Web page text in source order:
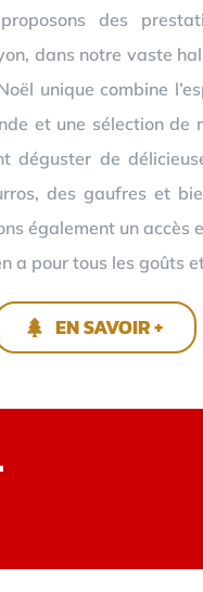
des
dans notre vaste
unique combine
et une sélection de
déguster de
des gaufres et
également un accès
a pour tous les goûts
EN SAVOIR +